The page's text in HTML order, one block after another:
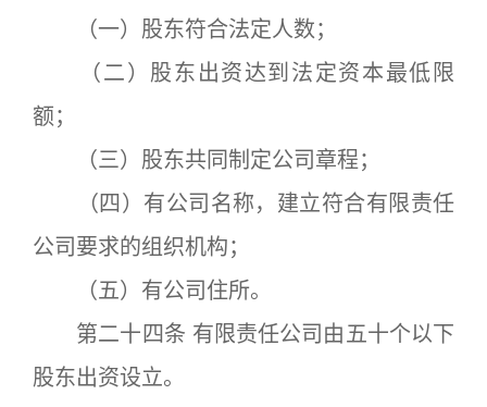
（一）股东符合法定人数；
（二）股东出资达到法定资本最低限
额；
（三）股东共同制定公司章程；
（四）有公司名称，建立符合有限责任
公司要求的组织机构；
（五）有公司住所。
第二十四条 有限责任公司由五十个以下
股东出资设立。